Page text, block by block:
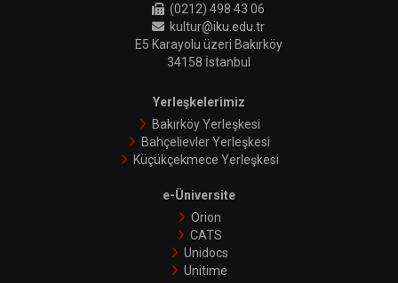
(0212) 498 43 06
kultur@iku.edu.tr
E5 Karayolu üzeri Bakırköy
34158 İstanbul
Yerleşkelerimiz
Bakırköy Yerleşkesi
Bahçelievler Yerleşkesi
Küçükçekmece Yerleşkesi
e-Üniversite
Orion
CATS
Unidocs
Unitime